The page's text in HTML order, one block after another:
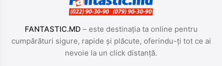
FANTASTIC.MD – este destinația ta online pentru
cumpărături sigure, rapide și plăcute, oferindu-ți tot ce ai
nevoie la un click distanță.